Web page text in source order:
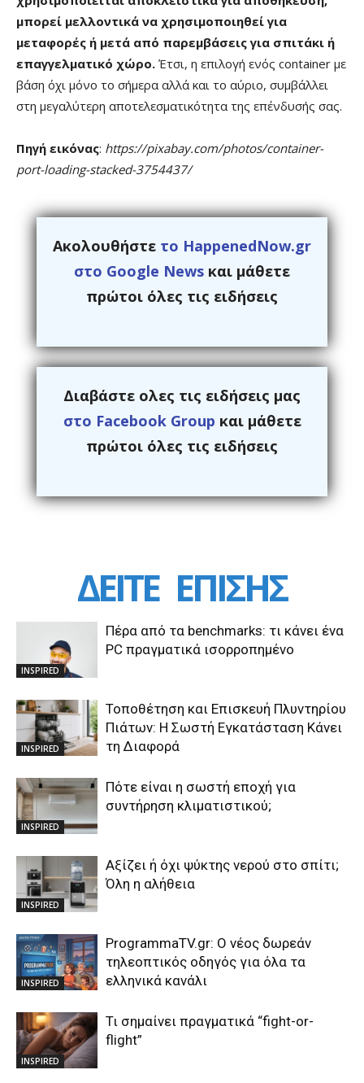
μπορεί μελλοντικά να χρησιμοποιηθεί για
μεταφορές ή μετά από παρεμβάσεις για σπιτάκι ή
επαγγελματικό χώρο. Έτσι, η επιλογή ενός container με
βάση όχι μόνο το σήμερα αλλά και το αύριο, συμβάλλει
στη μεγαλύτερη αποτελεσματικότητα της επένδυσής σας.
Πηγή εικόνας: https://pixabay.com/photos/container-
port-loading-stacked-3754437/
Ακολουθήστε το HappenedNow.gr
στο Google News και μάθετε
πρώτοι όλες τις ειδήσεις
Διαβάστε ολες τις ειδήσεις μας
στο Facebook Group και μάθετε
πρώτοι όλες τις ειδήσεις
ΔΕΙΤΕ ΕΠΙΣΗΣ
INSPIRED
Πέρα από τα benchmarks: τι κάνει ένα
PC πραγματικά ισορροπημένο
INSPIRED
Τοποθέτηση και Επισκευή Πλυντηρίου
Πιάτων: Η Σωστή Εγκατάσταση Κάνει
τη Διαφορά
INSPIRED
Πότε είναι η σωστή εποχή για
συντήρηση κλιματιστικού;
INSPIRED
Αξίζει ή όχι ψύκτης νερού στο σπίτι;
Όλη η αλήθεια
INSPIRED
ProgrammaTV.gr: Ο νέος δωρεάν
τηλεοπτικός οδηγός για όλα τα
ελληνικά κανάλι
INSPIRED
Τι σημαίνει πραγματικά “fight-or-
flight”